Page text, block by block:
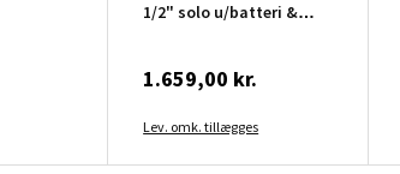
1/2" solo u/batteri &
1.659,00 kr.
Lev. omk. tillægges